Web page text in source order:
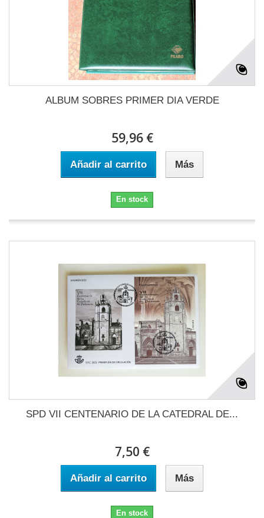
ALBUM SOBRES PRIMER DIA VERDE
59,96 €
Añadir al carrito Más
En stock
SPD VII CENTENARIO DE LA CATEDRAL DE...
7,50 €
Añadir al carrito Más
En stock